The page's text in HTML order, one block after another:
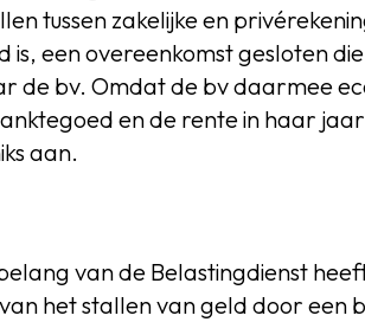
tussen zakelijke en
is, een overeenkomst gesloten
de bv. Omdat de bv daarmee
en de rente in haar
aan.
van de Belastingdienst
het stallen van geld door een